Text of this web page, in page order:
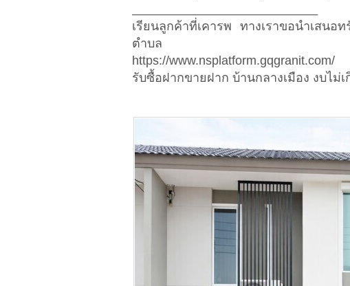
เรียนลูกค้าที่เคารพ ทางเราขอนำเสน
ตำบล
https://www.nsplatform.gqgranit.com/
รับซื้อฝากขายฝาก บ้านกลางเมือง งบไม่